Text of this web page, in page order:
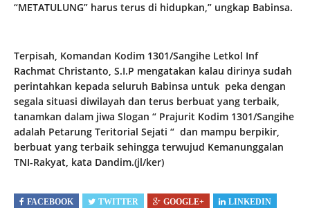
“METATULUNG” harus terus di hidupkan,” ungkap Babinsa.
Terpisah, Komandan Kodim 1301/Sangihe Letkol Inf
Rachmat Christanto, S.I.P mengatakan kalau dirinya sudah
perintahkan kepada seluruh Babinsa untuk peka dengan
segala situasi diwilayah dan terus berbuat yang terbaik,
tanamkan dalam jiwa Slogan “ Prajurit Kodim 1301/Sangihe
adalah Petarung Teritorial Sejati “ dan mampu berpikir,
berbuat yang terbaik sehingga terwujud Kemanunggalan
TNI-Rakyat, kata Dandim.(jl/ker)
FACEBOOK TWITTER GOOGLE+
LINKEDIN